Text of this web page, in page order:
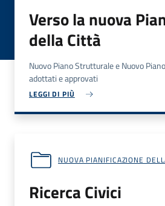
Verso la nuova
della Città
Nuovo Piano Strutturale e Nuovo
adottati e approvati
LEGGI DI PIÙ
NUOVA PIANIFICAZIONE
Ricerca Civici